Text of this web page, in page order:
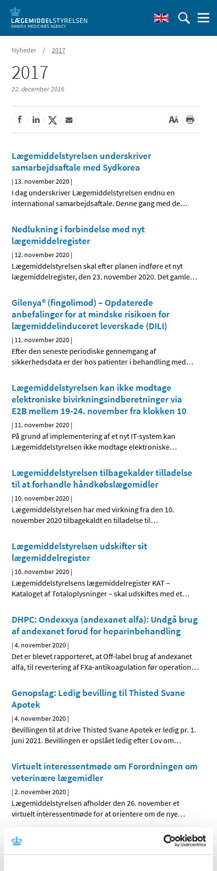
Nyheder / 2017
2017
22. december 2016
Lægemiddelstyrelsen underskriver
samarbejdsaftale med Sydkorea
| 13. november 2020 |
I dag underskriver Lægemiddelstyrelsen endnu en
international samarbejdsaftale. Denne gang med de…
Nedlukning i forbindelse med nyt
lægemiddelregister
| 12. november 2020 |
Lægemiddelstyrelsen skal efter planen indføre et nyt
lægemiddelregister, den 23. november 2020. Det gamle…
Gilenya® (fingolimod) – Opdaterede
anbefalinger for at mindske risikoen for
lægemiddelinduceret leverskade (DILI)
| 11. november 2020 |
Efter den seneste periodiske gennemgang af
sikkerhedsdata er der hos patienter i behandling med…
Lægemiddelstyrelsen kan ikke modtage
elektroniske bivirkningsindberetninger via
E2B mellem 19-24. november fra klokken 10
| 11. november 2020 |
På grund af implementering af et nyt IT-system kan
Lægemiddelstyrelsen ikke modtage elektroniske…
Lægemiddelstyrelsen tilbagekalder tilladelse
til at forhandle håndkøbslægemidler
| 10. november 2020 |
Lægemiddelstyrelsen har med virkning fra den 10.
november 2020 tilbagekaldt en tilladelse til…
Lægemiddelstyrelsen udskifter sit
lægemiddelregister
| 10. november 2020 |
Lægemiddelstyrelsens lægemiddelregister KAT –
Kataloget af Totaloplysninger – skal udskiftes med et…
DHPC: Ondexxya (andexanet alfa): Undgå brug
af andexanet forud for heparinbehandling
|4. november 2020 |
Det er blevet rapporteret, at Off-label brug af andexanet
alfa, til revertering af FXa-antikoagulation før operation…
Genopslag: Ledig bevilling til Thisted Svane
Apotek
|4. november 2020 |
Bevillingen til at drive Thisted Svane Apotek er ledig pr. 1.
juni 2021. Bevillingen er opslået ledig efter Lov om…
Virtuelt interessentmøde om Forordningen om
veterinære lægemidler
|2. november 2020 |
Lægemiddelstyrelsen afholder den 26. november et
virtuelt interessentmøde for at orientere om de nye…
Esbriet (pirfenidon): Vigtig opdatering af
sikkerhedsinformationen og nye anbefalinger